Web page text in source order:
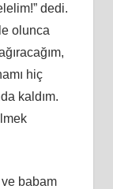
dedi.
olunca
hiç
kaldım.
babam